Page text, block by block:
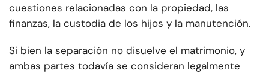
cuestiones relacionadas con la propiedad, las
finanzas, la custodia de los hijos y la manutención.
Si bien la separación no disuelve el matrimonio, y
ambas partes todavía se consideran legalmente